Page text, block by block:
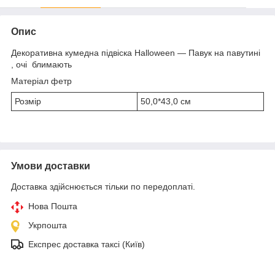
Опис
Декоративна кумедна підвіска Halloween — Павук на павутині
, очі блимають
Матеріал фетр
Розмір 50,0*43,0 см
Умови доставки
Доставка здійснюється тільки по передоплаті.
Нова Пошта
Укрпошта
Експрес доставка таксі (Київ)